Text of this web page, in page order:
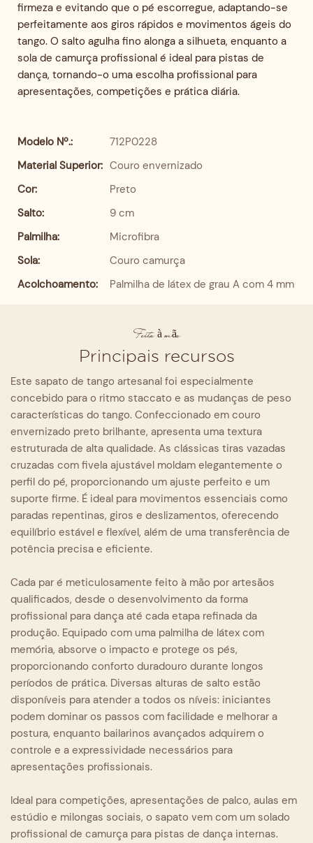
firmeza e evitando que o pé escorregue, adaptando-se
perfeitamente aos giros rápidos e movimentos ágeis do
tango. O salto agulha fino alonga a silhueta, enquanto a
sola de camurça profissional é ideal para pistas de
dança, tornando-o uma escolha profissional para
apresentações, competições e prática diária.
Modelo Nº.:
712P0228
Material Superior: Couro envernizado
Cor:
Preto
Salto:
9 cm
Palmilha:
Microfibra
Sola:
Couro camurça
Acolchoamento:
Palmilha de látex de grau A com 4 mm
Feito à mão
Principais recursos
Este sapato de tango artesanal foi especialmente
concebido para o ritmo staccato e as mudanças de peso
características do tango. Confeccionado em couro
envernizado preto brilhante, apresenta uma textura
estruturada de alta qualidade. As clássicas tiras vazadas
cruzadas com fivela ajustável moldam elegantemente o
perfil do pé, proporcionando um ajuste perfeito e um
suporte firme. É ideal para movimentos essenciais como
paradas repentinas, giros e deslizamentos, oferecendo
equilíbrio estável e flexível, além de uma transferência de
potência precisa e eficiente.
Cada par é meticulosamente feito à mão por artesãos
qualificados, desde o desenvolvimento da forma
profissional para dança até cada etapa refinada da
produção. Equipado com uma palmilha de látex com
memória, absorve o impacto e protege os pés,
proporcionando conforto duradouro durante longos
períodos de prática. Diversas alturas de salto estão
disponíveis para atender a todos os níveis: iniciantes
podem dominar os passos com facilidade e melhorar a
postura, enquanto bailarinos avançados adquirem o
controle e a expressividade necessários para
apresentações profissionais.
Ideal para competições, apresentações de palco, aulas em
estúdio e milongas sociais, o sapato vem com um solado
profissional de camurça para pistas de dança internas.